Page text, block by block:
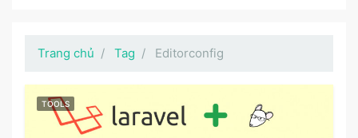
Trang chủ Tag Editorconfig
TOOLS